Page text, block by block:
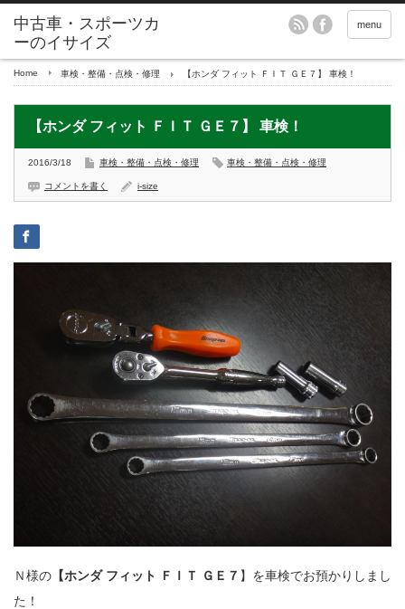
menu
Home 車検・整備・点検・修理 【ホンダ フィット ＦＩＴ ＧＥ７】 車検！
【ホンダ フィット ＦＩＴ ＧＥ７】 車検！
2016/3/18 車検・整備・点検・修理 車検・整備・点検・修理
コメントを書く i-size
Ｎ様の 【ホンダ フィット ＦＩＴ ＧＥ７ 】を車検でお預かりしまし
た！